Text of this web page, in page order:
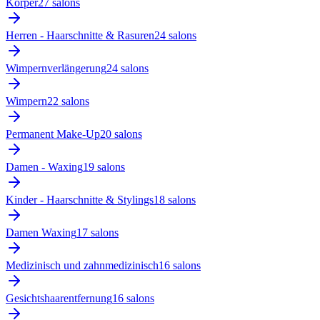
Körper27 salons
Herren - Haarschnitte & Rasuren24 salons
Wimpernverlängerung24 salons
Wimpern22 salons
Permanent Make-Up20 salons
Damen - Waxing19 salons
Kinder - Haarschnitte & Stylings18 salons
Damen Waxing17 salons
Medizinisch und zahnmedizinisch16 salons
Gesichtshaarentfernung16 salons